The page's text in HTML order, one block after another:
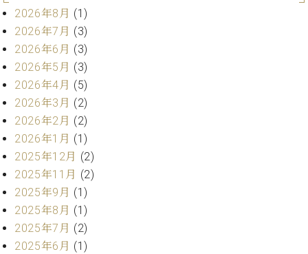
イ
ン
ア
カ
デ
ミ
ー
W.
ホ
フ
マ
ン
プ
ロ
フ
セ
セン
トラ
ム東
京の
ご案
(PDF)
お
問
い
合
わ
2026年8月 (1)
2026年7月 (3)
2026年6月 (3)
2026年5月 (3)
2026年4月 (5)
2026年3月 (2)
2026年2月 (2)
2026年1月 (1)
2025年12月 (2)
2025年11月 (2)
2025年9月 (1)
2025年8月 (1)
2025年7月 (2)
2025年6月 (1)